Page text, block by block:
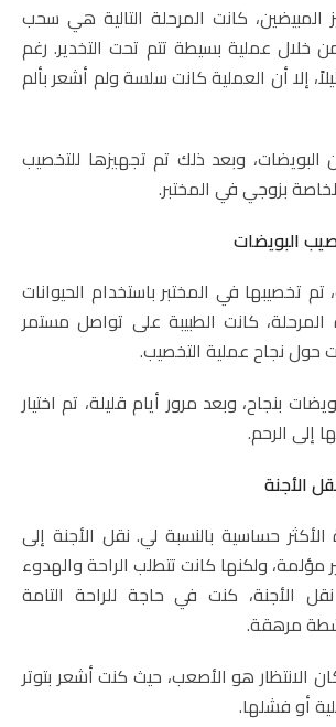
كانت المرحلة التالية هي سحب
خلال عملية بسيطة تتم تحت التخدير. رغم
إلا أن العملية كانت سلسة ولم أشعر بألم
وبعد ذلك تم تجهيزها للتخصيب
بزوجي في المختبر.
البويضات
تخصيبها في المختبر باستخدام الحيوانات
كانت الطبيبة على تواصل مستمر
حول نجاح عملية التخصيب.
بنجاح، وبعد مرور أيام قليلة، تم اختيار
إلى الرحم.
الأجنة
حساسية بالنسبة لي. نقل الأجنة إلى
مؤلمة، ولكنها كانت تتطلب الراحة والهدوء
الأجنة، كنت في حاجة للراحة التامة
مرهقة.
الانتظار هو الأصعب، حيث كنت أشعر بتوتر
أو فشلها.